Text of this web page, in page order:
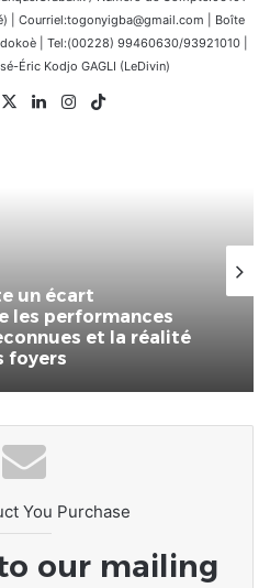
| Courriel:togonyigba@gmail.com | Boîte
| Tel:(00228) 99460630/93921010 |
Éric Kodjo GAGLI (LeDivin)
Facebook
X LinkedinInstagram
un écart
les performances
et la réalité
foyers
You Purchase
our mailing